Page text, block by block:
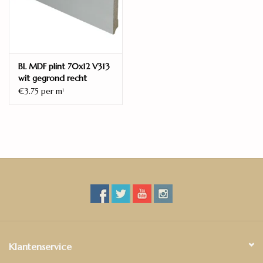
BL MDF plint 70x12 V313
wit gegrond recht
€3.75 per m1
Klantenservice